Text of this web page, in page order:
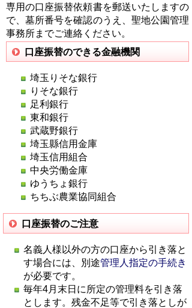
専用の口座振替依頼書を郵送いたしますの
で、墓所番号を確認のうえ、聖地公園管理
事務所までご連絡ください。
口座振替のできる金融機関
埼玉りそな銀行
りそな銀行
足利銀行
東和銀行
武蔵野銀行
埼玉縣信用金庫
埼玉信用組合
中央労働金庫
ゆうちょ銀行
ちちぶ農業協同組合
口座振替のご注意
名義人様以外の方の口座から引き落と
す場合には、別途管理人指定の手続き
が必要です。
毎年4月末日に所定の管理料を引き落
とします。残金不足等で引き落としが